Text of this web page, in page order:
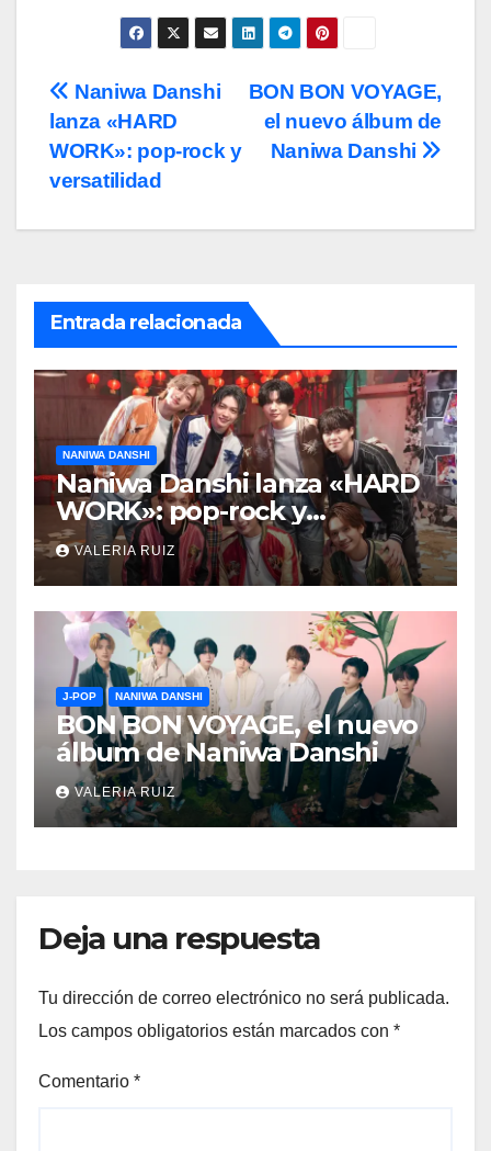
Navegación
de
entradas
BON BON VOYAGE,
el nuevo álbum de
Naniwa Danshi
Naniwa Danshi
lanza «HARD
WORK»: pop-rock y
versatilidad
Entrada relacionada
NANIWA DANSHI
Naniwa Danshi lanza «HARD
WORK»: pop-rock y
versatilidad
VALERIA RUIZ
J-POP NANIWA DANSHI
BON BON VOYAGE, el nuevo
álbum de Naniwa Danshi
VALERIA RUIZ
Deja una respuesta
Tu dirección de correo electrónico no será publicada.
Los campos obligatorios están marcados con *
Comentario *